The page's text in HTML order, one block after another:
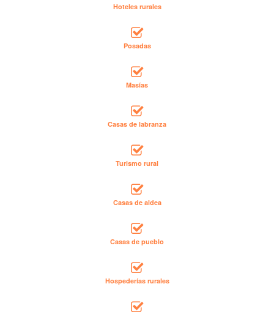
Hoteles rurales
Posadas
Masías
Casas de labranza
Turismo rural
Casas de aldea
Casas de pueblo
Hospederías rurales